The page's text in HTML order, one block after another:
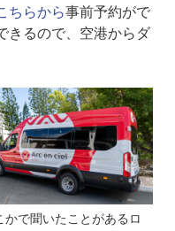
ちらから事前予約がで
きるので、空港からダ
かで聞いたことがあるロ